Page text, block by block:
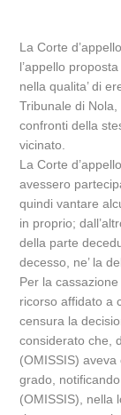
La Corte
l’appello
nella qualita’ di
Tribunale di
confronti della
vicinato.
La Corte
avessero
quindi vantare
in proprio;
della parte
decesso, ne’ la
Per la
ricorso affidato a
censura la
considerato che,
(OMISSIS)
grado,
(OMISSIS), nella